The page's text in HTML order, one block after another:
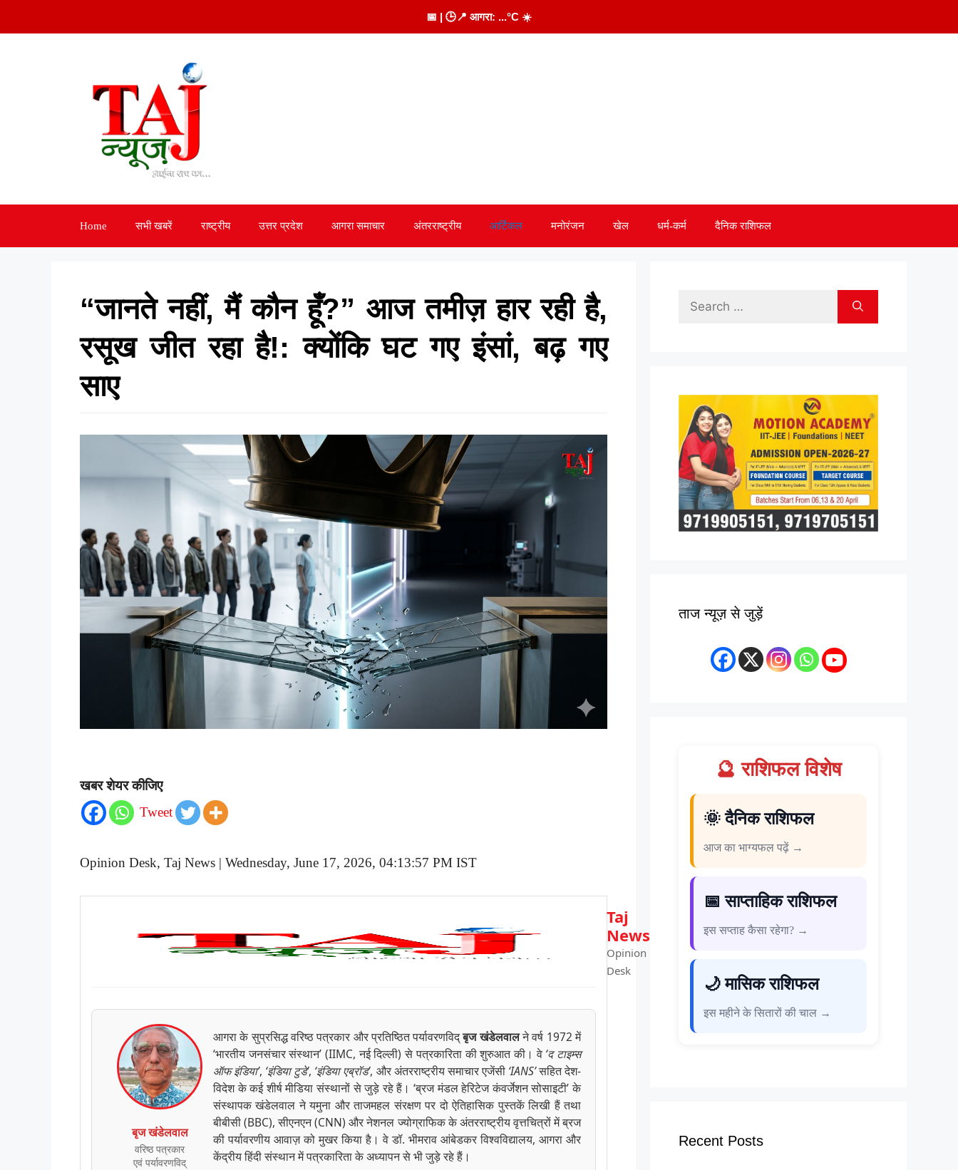
to
📅 | 🕒📍 आगरा: ...°C ☀️
Home सभी खबरें राष्ट्रीय उत्तर प्रदेश आगरा समाचार अंतरराष्ट्रीय आर्टिकल मनोरंजन खेल धर्म-कर्म दैनिक राशिफल
“जानते नहीं, मैं कौन हूँ?” आज तमीज़ हार रही है,
रसूख जीत रहा है!: क्योंकि घट गए इंसां, बढ़ गए
साए
खबर शेयर कीजिए
Tweet
Opinion Desk, Taj News | Wednesday, June 17, 2026, 04:13:57 PM IST
Taj
News
Opinion
Desk
बृज खंडेलवाल
वरिष्ठ पत्रकार
एवं पर्यावरणविद्
आगरा के सुप्रसिद्ध वरिष्ठ पत्रकार और प्रतिष्ठित पर्यावरणविद्बृज खंडेलवालने वर्ष 1972 में
‘भारतीय जनसंचार संस्थान’ (IIMC, नई दिल्ली) से पत्रकारिता की शुरुआत की। वे ‘द टाइम्स
ऑफ इंडिया’, ‘इंडिया टुडे’, ‘इंडिया एब्रॉड’, और अंतरराष्ट्रीय समाचार एजेंसी ‘IANS’सहित देश-
विदेश के कई शीर्ष मीडिया संस्थानों से जुड़े रहे हैं। ‘ब्रज मंडल हेरिटेज कंवर्जेशन सोसाइटी’ के
संस्थापक खंडेलवाल ने यमुना और ताजमहल संरक्षण पर दो ऐतिहासिक पुस्तकें लिखी हैं तथा
बीबीसी (BBC), सीएनएन (CNN) और नेशनल ज्योग्राफिक के अंतरराष्ट्रीय वृत्तचित्रों में ब्रज
की पर्यावरणीय आवाज़ को मुखर किया है। वे डॉ. भीमराव आंबेडकर विश्वविद्यालय, आगरा और
केंद्रीय हिंदी संस्थान में पत्रकारिता के अध्यापन से भी जुड़े रहे हैं।
Search
ताज न्यूज़ से जुड़ें
🔮 राशिफल विशेष
🌞 दैनिक राशिफल
आज का भाग्यफल पढ़ें →
📅 साप्ताहिक राशिफल
इस सप्ताह कैसा रहेगा? →
🌙 मासिक राशिफल
इस महीने के सितारों की चाल →
Recent Posts